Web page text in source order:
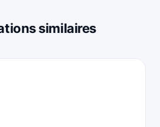
similaires